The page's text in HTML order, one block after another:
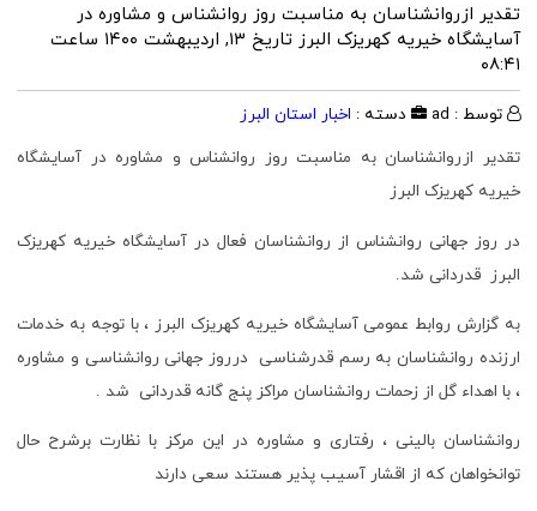
تقدیر ازروانشناسان به مناسبت روز روانشناس و مشاوره در
آسایشگاه خیریه کهریزک البرز
تاریخ ۱۳, اردیبهشت ۱۴۰۰ ساعت
۰۸:۴۱
توسط : ad دسته : اخبار استان البرز
تقدیر ازروانشناسان به مناسبت روز روانشناس و مشاوره در آسایشگاه
خیریه کهریزک البرز
در روز جهانی روانشناس از روانشناسان فعال در آسایشگاه خیریه کهریزک
البرز قدردانی شد.
به گزارش روابط عمومی آسایشگاه خیریه کهریزک البرز ، با توجه به خدمات
ارزنده روانشناسان به رسم قدرشناسی درروز جهانی روانشناسی و مشاوره
، با اهداء گل از زحمات روانشناسان مراکز پنج گانه قدردانی شد .
روانشناسان بالینی ، رفتاری و مشاوره در این مرکز با نظارت برشرح حال
توانخواهان که از اقشار آسیب پذیر هستند سعی دارند